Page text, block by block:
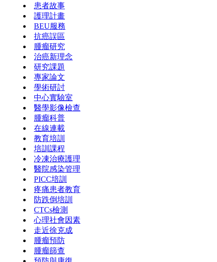
患者故事
護理計畫
BEU服務
抗癌誤區
腫瘤研究
治癌新理念
研究課題
專家論文
學術研討
中心實驗室
醫學影像檢查
腫瘤科普
在線連載
教育培訓
培訓課程
冷凍治療護理
醫院感染管理
PICC培訓
疼痛患者教育
防跌倒培訓
CTCs檢測
心理社會因素
走近徐克成
腫瘤預防
腫瘤篩查